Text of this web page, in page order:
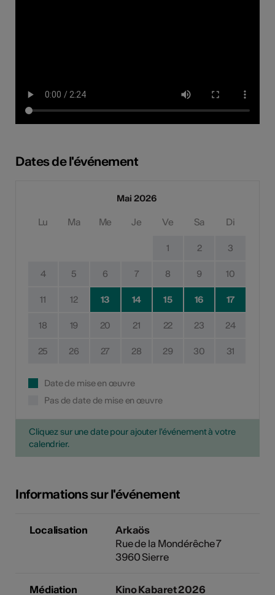
Dates de l'événement
Mai 2026
Lu Ma Me Je Ve Sa Di
1 2 3
4 5 6 7 8 9 10
11 12 13 14 15 16 17
18 19 20 21 22 23 24
25 26 27 28 29 30 31
Date de mise en œuvre
Pas de date de mise en œuvre
Cliquez sur une date pour ajouter l'événement à votre
calendrier.
Informations sur l'événement
Localisation
Arkaös
Rue de la Mondérêche 7
3960 Sierre
Médiation Kino Kabaret 2026